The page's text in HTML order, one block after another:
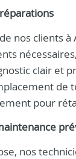
nos clients
clair et
de
pour
nos